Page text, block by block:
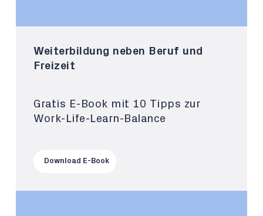
Weiterbildung neben Beruf und
Freizeit
Gratis E-Book mit 10 Tipps zur
Work-Life-Learn-Balance
Download E-Book